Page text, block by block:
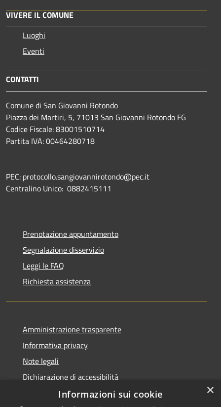
VIVERE IL COMUNE
Luoghi
Eventi
CONTATTI
Comune di San Giovanni Rotondo
Piazza dei Martiri, 5, 71013 San Giovanni Rotondo FG
Codice Fiscale: 83001510714
Partita IVA: 00464280718
PEC: protocollo.sangiovannirotondo@pec.it
Centralino Unico: 0882415111
Prenotazione appuntamento
Segnalazione disservizio
Leggi le FAQ
Richiesta assistenza
Amministrazione trasparente
Informativa privacy
Note legali
Dichiarazione di accessibilità
×
Informazioni sui cookie